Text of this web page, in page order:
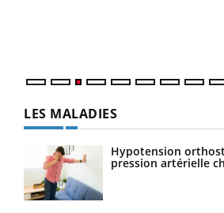
LES MALADIES
Hypotension
pression artérielle